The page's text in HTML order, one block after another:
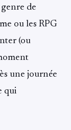
genre de
ou les RPG
(ou
une journée
qui